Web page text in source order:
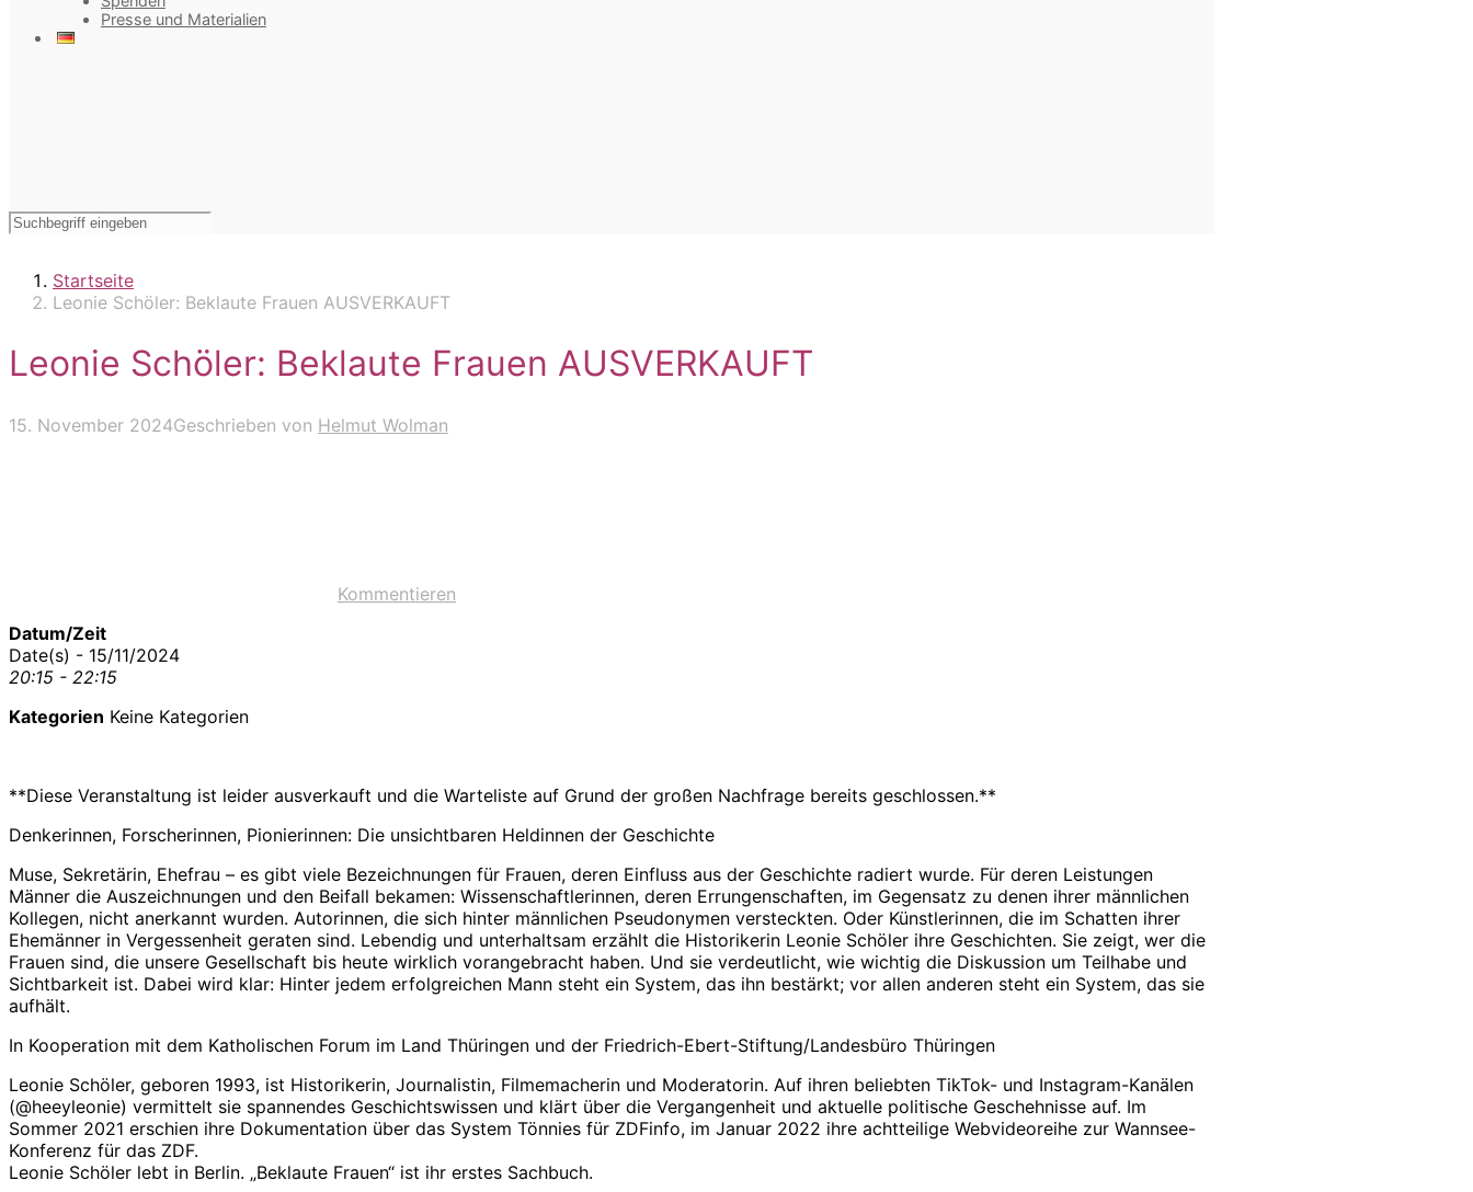
Presse und Materialien
Startseite
Leonie Schöler: Beklaute Frauen AUSVERKAUFT
Leonie Schöler: Beklaute Frauen AUSVERKAUFT
15. November 2024Geschrieben von Helmut Wolman
Kommentieren
Datum/Zeit
Date(s) - 15/11/2024
20:15 - 22:15
Kategorien Keine Kategorien
**Diese Veranstaltung ist leider ausverkauft und die Warteliste auf Grund der großen Nachfrage bereits geschlossen.**
Denkerinnen, Forscherinnen, Pionierinnen: Die unsichtbaren Heldinnen der Geschichte
Muse, Sekretärin, Ehefrau – es gibt viele Bezeichnungen für Frauen, deren Einfluss aus der Geschichte radiert wurde. Für deren Leistungen
Männer die Auszeichnungen und den Beifall bekamen: Wissenschaftlerinnen, deren Errungenschaften, im Gegensatz zu denen ihrer männlichen
Kollegen, nicht anerkannt wurden. Autorinnen, die sich hinter männlichen Pseudonymen versteckten. Oder Künstlerinnen, die im Schatten ihrer
Ehemänner in Vergessenheit geraten sind. Lebendig und unterhaltsam erzählt die Historikerin Leonie Schöler ihre Geschichten. Sie zeigt, wer die
Frauen sind, die unsere Gesellschaft bis heute wirklich vorangebracht haben. Und sie verdeutlicht, wie wichtig die Diskussion um Teilhabe und
Sichtbarkeit ist. Dabei wird klar: Hinter jedem erfolgreichen Mann steht ein System, das ihn bestärkt; vor allen anderen steht ein System, das sie
aufhält.
In Kooperation mit dem Katholischen Forum im Land Thüringen und der Friedrich-Ebert-Stiftung/Landesbüro Thüringen
Leonie Schöler, geboren 1993, ist Historikerin, Journalistin, Filmemacherin und Moderatorin. Auf ihren beliebten TikTok- und Instagram-Kanälen
(@heeyleonie) vermittelt sie spannendes Geschichtswissen und klärt über die Vergangenheit und aktuelle politische Geschehnisse auf. Im
Sommer 2021 erschien ihre Dokumentation über das System Tönnies für ZDFinfo, im Januar 2022 ihre achtteilige Webvideoreihe zur Wannsee-
Konferenz für das ZDF.
Leonie Schöler lebt in Berlin. „Beklaute Frauen“ ist ihr erstes Sachbuch.